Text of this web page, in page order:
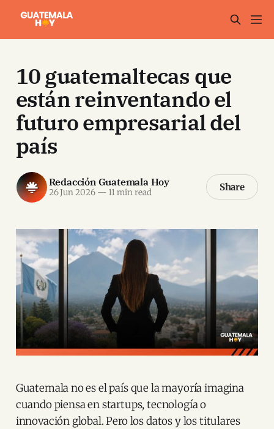
10 guatemaltecas que
están reinventando el
futuro empresarial del
país
Redacción Guatemala Hoy
26 Jun 2026 — 11 min read Share
Guatemala no es el país que la mayoría imagina
cuando piensa en startups, tecnología o
innovación global. Pero los datos y los titulares